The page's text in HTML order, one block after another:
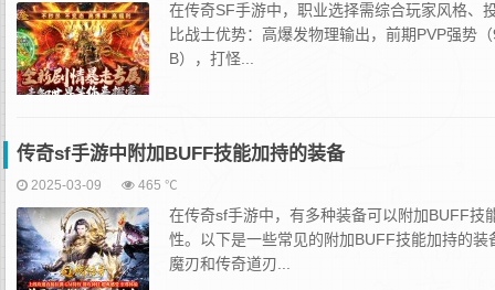
在传奇SF手游中，职业选择需综合玩家风格、
比战士‌优势‌：高爆发物理输出，前期PVP强势
B），打怪...
传奇sf手游中附加BUFF技能加持的装备‌
2025-03-09 465 ℃
在传奇sf手游中，有多种装备可以附加BUFF技
性。以下是一些常见的附加BUFF技能加持的
魔刃和传奇道刃...